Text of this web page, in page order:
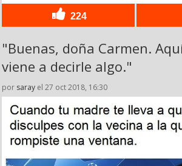
224
"Buenas, doña Carmen.
viene a decirle algo."
por saray el 27 oct 2018, 16:30